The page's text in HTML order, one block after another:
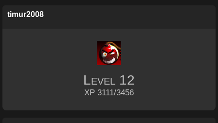
timur2008
Level 12
XP 3111/3456